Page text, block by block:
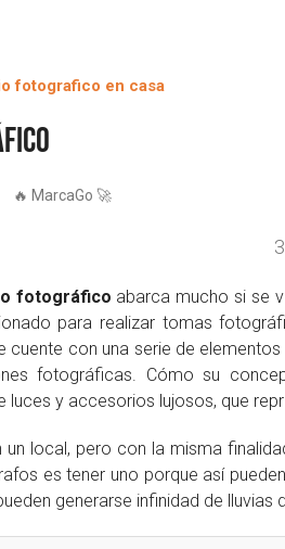
🔥 MarcaGo 🚀
fotográfico abarca mucho si se
para realizar tomas
cuente con una serie de
fotográficas. Cómo su
luces y accesorios lujosos, que
un local, pero con la misma
es tener uno porque así
generarse infinidad de lluvias